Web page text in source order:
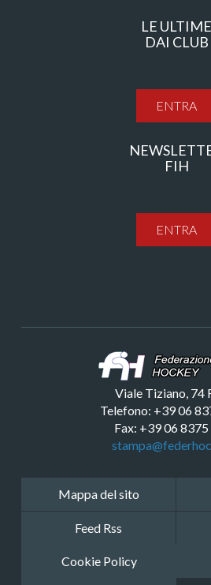
LE ULTIME
DAI CLUB
ENTRA
FIH
ENTRA
Viale Tiziano, 74
Telefono: +39 06
Fax: +39 06
Mappa del sito
Feed Rss
Cookie Policy